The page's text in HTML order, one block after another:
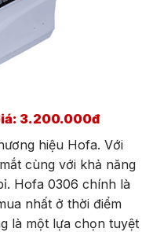
3.200.000đ
hiệu Hofa. Với
cùng với khả năng
Hofa 0306 chính là
nhất ở thời điểm
là một lựa chọn tuyệt